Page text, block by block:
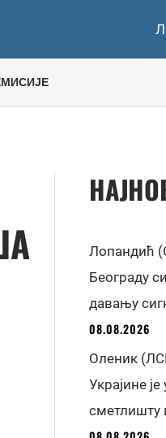
Лопандић
Београду
давању
08.08.2026
Оленик
Украјине
сметлишту